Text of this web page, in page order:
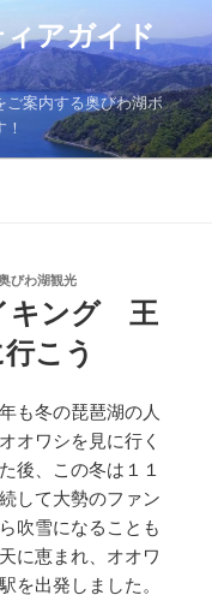
アガイド
ご案内する奥びわ湖ボ
びわ湖観光
キング 王
こう
も冬の琵琶湖の人
オワシを見に行く
後、この冬は１１
して大勢のファン
吹雪になることも
に恵まれ、オオワ
を出発しました。